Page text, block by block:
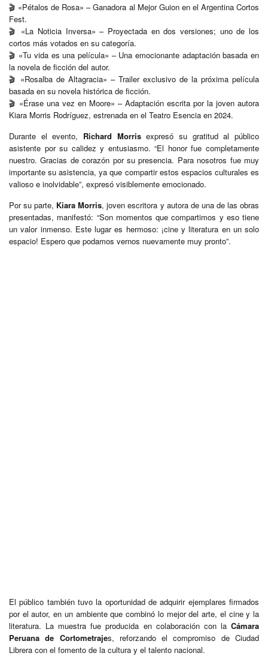
🎬 «Pétalos de Rosa» – Ganadora al Mejor Guion en el Argentina Cortos
Fest.
🎬 «La Noticia Inversa» – Proyectada en dos versiones; uno de los
cortos más votados en su categoría.
🎬 «Tu vida es una película» – Una emocionante adaptación basada en
la novela de ficción del autor.
🎬 «Rosalba de Altagracia» – Trailer exclusivo de la próxima película
basada en su novela histórica de ficción.
🎬 «Érase una vez en Moore» – Adaptación escrita por la joven autora
Kiara Morris Rodríguez, estrenada en el Teatro Esencia en 2024.
Durante el evento, Richard Morrisexpresó su gratitud al público
asistente por su calidez y entusiasmo. “El honor fue completamente
nuestro. Gracias de corazón por su presencia. Para nosotros fue muy
importante su asistencia, ya que compartir estos espacios culturales es
valioso e inolvidable”, expresó visiblemente emocionado.
Por su parte, Kiara Morris, joven escritora y autora de una de las obras
presentadas, manifestó: “Son momentos que compartimos y eso tiene
un valor inmenso. Este lugar es hermoso: ¡cine y literatura en un solo
espacio! Espero que podamos vernos nuevamente muy pronto”.
El público también tuvo la oportunidad de adquirir ejemplares firmados
por el autor, en un ambiente que combinó lo mejor del arte, el cine y la
literatura. La muestra fue producida en colaboración con la Cámara
Peruana de Cortometrajes, reforzando el compromiso de Ciudad
Librera con el fomento de la cultura y el talento nacional.